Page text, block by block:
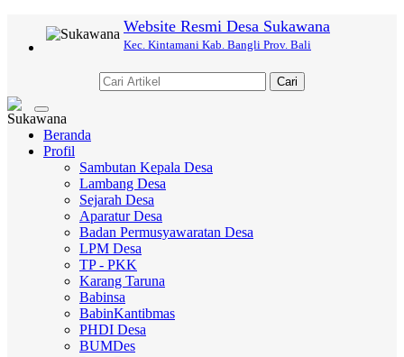
Website Resmi Desa Sukawana
Kec. Kintamani Kab. Bangli Prov. Bali
Cari
Toggle
navigation
Beranda
Profil
Sambutan Kepala Desa
Lambang Desa
Sejarah Desa
Aparatur Desa
Badan Permusyawaratan Desa
LPM Desa
TP - PKK
Karang Taruna
Babinsa
BabinKantibmas
PHDI Desa
BUMDes